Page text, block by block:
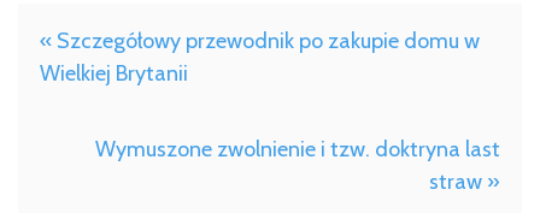
« Szczegółowy przewodnik po zakupie domu w
Wielkiej Brytanii
Wymuszone zwolnienie i tzw. doktryna last
straw »